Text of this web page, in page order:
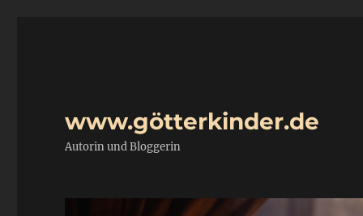
www.götterkinder.de
Autorin und Bloggerin